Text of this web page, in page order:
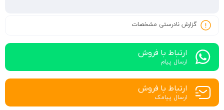
گزارش نادرستی مشخصات
ارتباط با فروش
ارسال پیام
ارتباط با فروش
ارسال پیامک